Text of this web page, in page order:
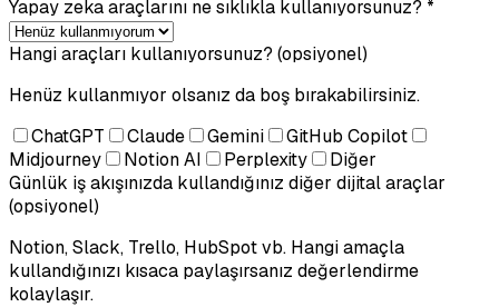
Yapay zeka araçlarını ne sıklıkla kullanıyorsunuz? *
Hangi araçları kullanıyorsunuz? (opsiyonel)
Henüz kullanmıyor olsanız da boş bırakabilirsiniz.
ChatGPT
Claude Gemini
GitHub Copilot
Midjourney
Notion AI Perplexity
Diğer
Günlük iş akışınızda kullandığınız diğer dijital araçlar
(opsiyonel)
Notion, Slack, Trello, HubSpot vb. Hangi amaçla
kullandığınızı kısaca paylaşırsanız değerlendirme
kolaylaşır.